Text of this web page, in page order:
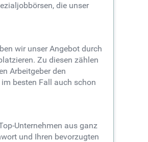
die unser
wir unser Angebot durch
Zu diesen zählen
Arbeitgeber den
besten Fall auch schon
Unternehmen aus ganz
und Ihren bevorzugten